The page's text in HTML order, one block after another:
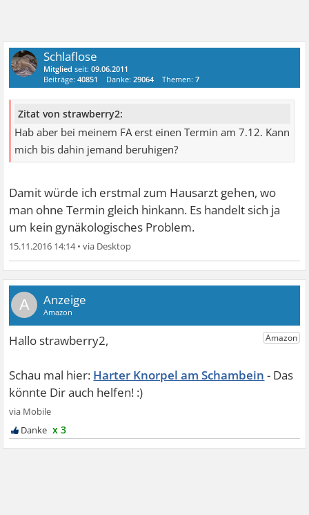
Schlaflose
Mitglied seit:09.06.2011
Beiträge:40851 Danke:29064 Themen:7
Zitat von strawberry2:
Hab aber bei meinem FA erst einen Termin am 7.12. Kann
mich bis dahin jemand beruhigen?
Damit würde ich erstmal zum Hausarzt gehen, wo
man ohne Termin gleich hinkann. Es handelt sich ja
um kein gynäkologisches Problem.
15.11.2016 14:14•
A
Harter Knorpel am Schambein
x 3